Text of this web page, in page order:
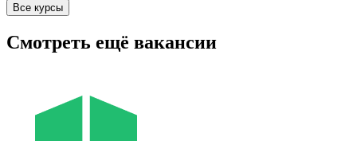
Все курсы
Смотреть ещё вакансии